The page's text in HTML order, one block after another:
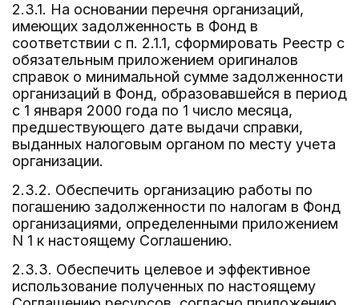
2.3.1. На основании перечня организаций,
имеющих задолженность в Фонд в
соответствии с п. 2.1.1, сформировать Реестр с
обязательным приложением оригиналов
справок о минимальной сумме задолженности
организаций в Фонд, образовавшейся в период
с 1 января 2000 года по 1 число месяца,
предшествующего дате выдачи справки,
выданных налоговым органом по месту учета
организации.
2.3.2. Обеспечить организацию работы по
погашению задолженности по налогам в Фонд
организациями, определенными приложением
N 1 к настоящему Соглашению.
2.3.3. Обеспечить целевое и эффективное
использование полученных по настоящему